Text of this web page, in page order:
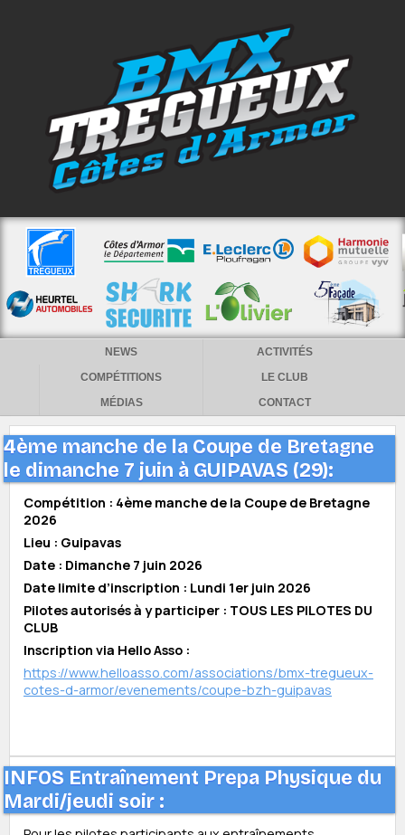
NEWS
ACTIVITÉS
COMPÉTITIONS
LE CLUB
MÉDIAS
CONTACT
4ème manche de la Coupe de Bretagne
le dimanche 7 juin à GUIPAVAS (29):
Compétition : 4ème manche de la Coupe de Bretagne
2026
Lieu : Guipavas
Date : Dimanche 7 juin 2026
Date limite d’inscription : Lundi 1er juin 2026
Pilotes autorisés à y participer : TOUS LES PILOTES DU
CLUB
Inscription via Hello Asso :
https://www.helloasso.com/associations/bmx-tregueux-
cotes-d-armor/evenements/coupe-bzh-guipavas
INFOS Entraînement Prepa Physique du
Mardi/jeudi soir :